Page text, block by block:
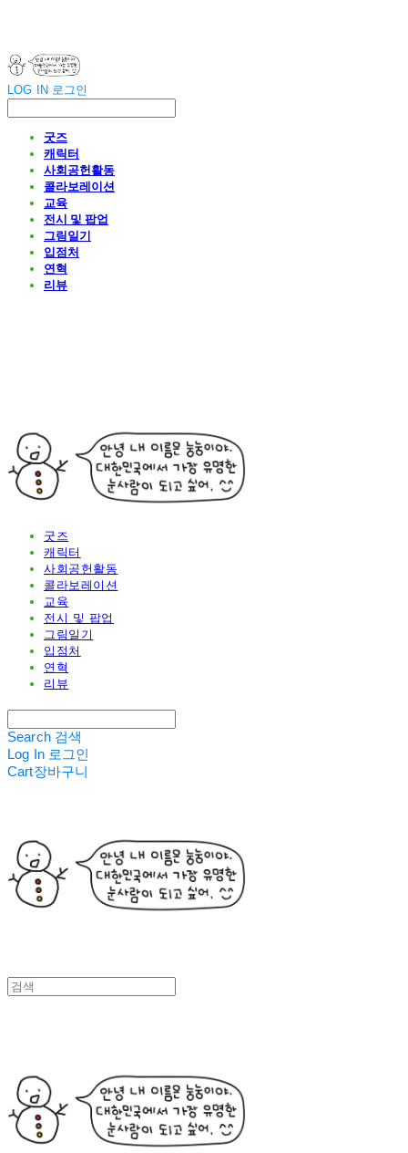
LOG IN 로그인
굿즈
캐릭터
사회공헌활동
콜라보레이션
교육
전시 및 팝업
그림일기
입점처
연혁
리뷰
굿즈
캐릭터
사회공헌활동
콜라보레이션
교육
전시 및 팝업
그림일기
입점처
연혁
리뷰
Search 검색
Log In 로그인
Cart장바구니